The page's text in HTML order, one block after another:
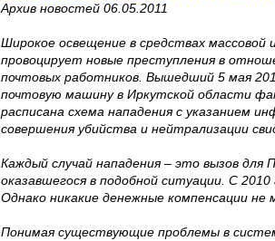
Архив новостей 06.05.2011
Широкое освещение в средствах
провоцирует новые преступления в
почтовых работников. Вышедший 5 мая
почтовую машину в Иркутской области
расписана схема нападения с указанием
совершения убийства и нейтрализации
Каждый случай нападения – это вызов
оказавшегося в подобной ситуации. С
Однако никакие денежные компенсации
Понимая существующие проблемы в